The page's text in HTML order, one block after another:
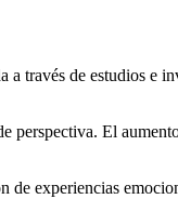
través de estudios
El
de experiencias